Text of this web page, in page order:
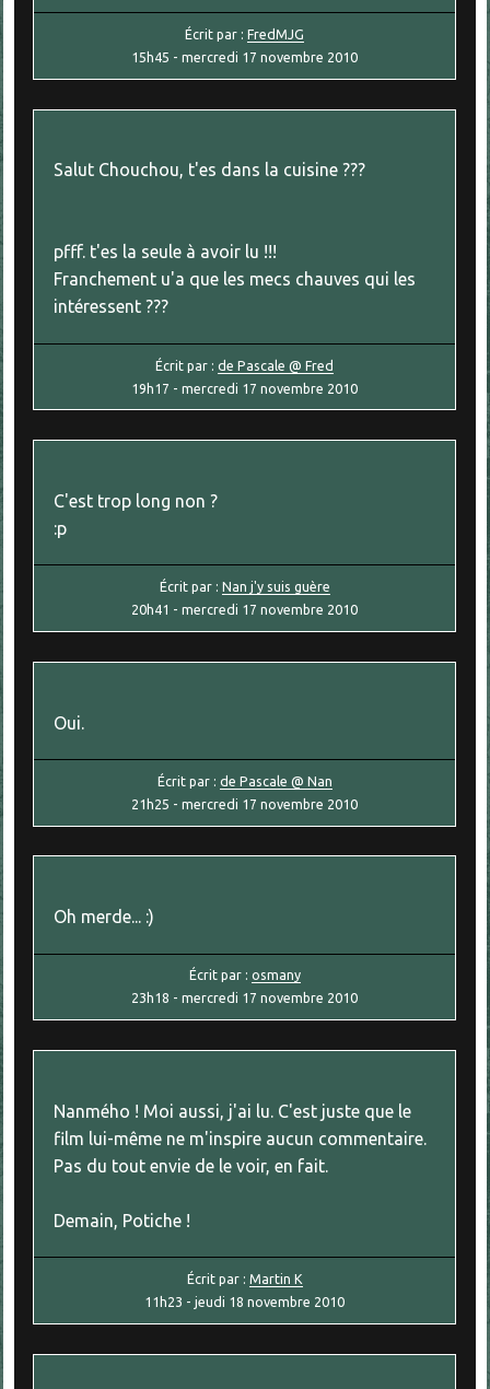
Écrit par :FredMJG
15h45 -mercredi 17 novembre 2010
Salut Chouchou, t'es dans la cuisine ???
pfff. t'es la seule à avoir lu !!!
Franchement u'a que les mecs chauves qui les
intéressent ???
Écrit par :de Pascale @ Fred
19h17 -mercredi 17 novembre 2010
C'est trop long non ?
:p
Écrit par : Nan j'y suis guère
20h41 -mercredi 17 novembre 2010
Oui.
Écrit par : de Pascale @ Nan
21h25 -mercredi 17 novembre 2010
Oh merde... :)
Écrit par : osmany
23h18 -mercredi 17 novembre 2010
Nanmého ! Moi aussi, j'ai lu. C'est juste que le
film lui-même ne m'inspire aucun commentaire.
Pas du tout envie de le voir, en fait.
Demain, Potiche !
Écrit par : Martin K
11h23 -jeudi 18 novembre 2010